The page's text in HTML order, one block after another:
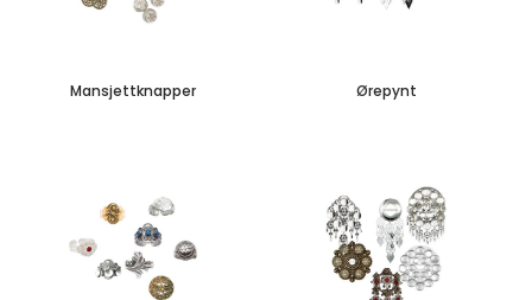
Mansjettknapper Ørepynt